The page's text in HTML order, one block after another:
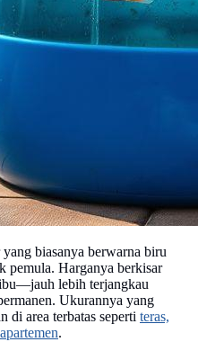
biasanya berwarna biru
pemula. Harganya berkisar
lebih terjangkau
Ukurannya yang
di area terbatas seperti teras,
.